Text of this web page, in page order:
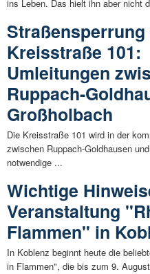
ins Leben. Das hielt ihn aber nicht
Kreisstraße 101:
Umleitungen
Ruppach-
Großholbach
Die Kreisstraße 101 wird in der
zwischen Ruppach-Goldhausen
notwendige ...
Wichtige
Veranstaltung
Flammen" in
In Koblenz beginnt heute die
in Flammen", die bis zum 9.